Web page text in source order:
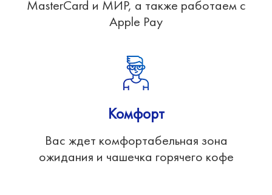
MasterCard и МИР, а также работаем с
Apple Pay
Комфорт
Вас ждет комфортабельная зона
ожидания и чашечка горячего кофе